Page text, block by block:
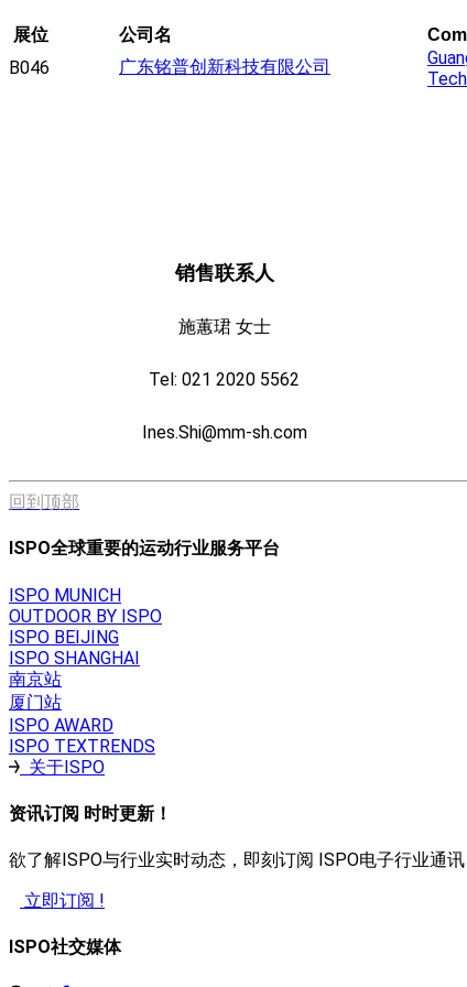
展位 公司名
B046 广东铭普创新科技有限公司
销售联系人
施蕙珺 女士
Tel: 021 2020 5562
Ines.Shi@mm-sh.com
回到顶部
ISPO全球重要的运动行业服务平台
ISPO MUNICH
OUTDOOR BY ISPO
ISPO BEIJING
ISPO SHANGHAI
南京站
厦门站
ISPO AWARD
ISPO TEXTRENDS
关于ISPO
资讯订阅 时时更新！
欲了解ISPO与行业实时动态，即刻订阅 ISPO电子行业通讯
立即订阅 !
ISPO社交媒体